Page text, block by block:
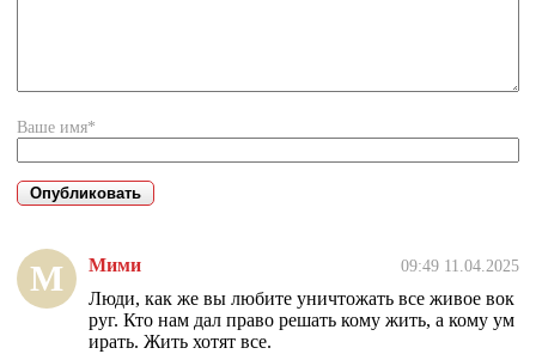
Ваше имя*
М Мими 09:49 11.04.2025
Люди, как же вы любите уничтожать все живое вок
руг. Кто нам дал право решать кому жить, а кому ум
ирать. Жить хотят все.